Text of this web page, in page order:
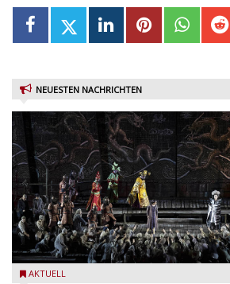
NEUESTEN NACHRICHTEN
Turandot in der Arena von Verona -
AKTUELL